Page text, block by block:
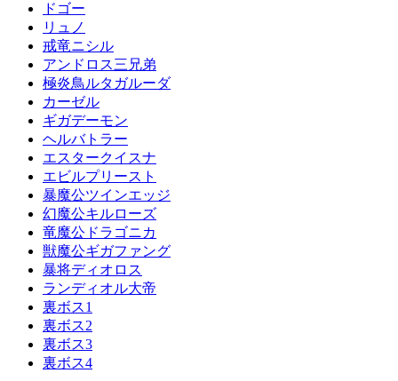
ドゴー
リュノ
戒竜ニシル
アンドロス三兄弟
極炎鳥ルタガルーダ
カーゼル
ギガデーモン
ヘルバトラー
エスタークイスナ
エビルプリースト
暴魔公ツインエッジ
幻魔公キルローズ
竜魔公ドラゴニカ
獣魔公ギガファング
暴将ディオロス
ランディオル大帝
裏ボス1
裏ボス2
裏ボス3
裏ボス4